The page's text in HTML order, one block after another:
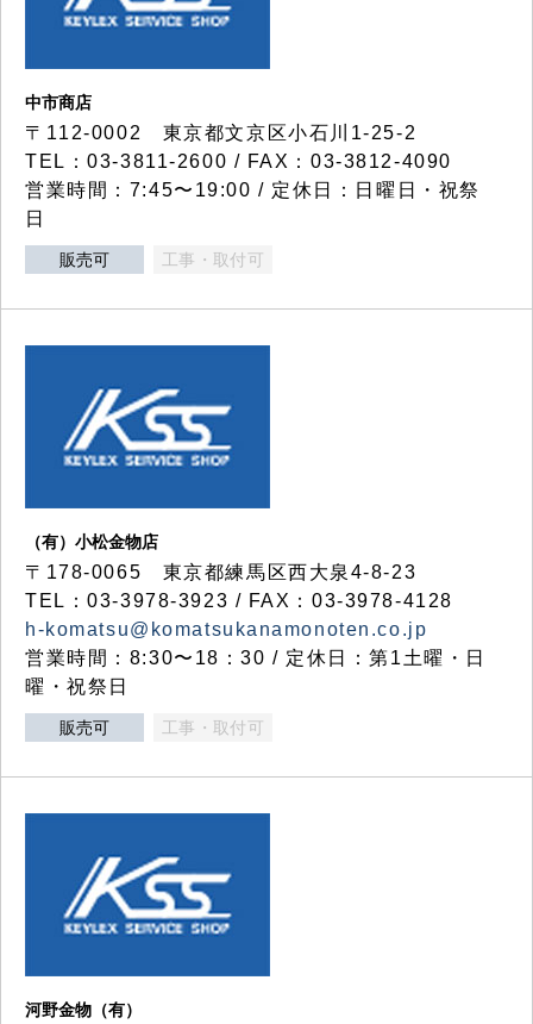
中市商店
〒112-0002 東京都文京区小石川1-25-2
TEL：03-3811-2600 / FAX：03-3812-4090
営業時間：7:45〜19:00 / 定休日：日曜日・祝祭
日
販売可 工事・取付可
（有）小松金物店
〒178-0065 東京都練馬区西大泉4-8-23
TEL：03-3978-3923 / FAX：03-3978-4128
h-komatsu@komatsukanamonoten.co.jp
営業時間：8:30〜18：30 / 定休日：第1土曜・日
曜・祝祭日
販売可 工事・取付可
河野金物（有）